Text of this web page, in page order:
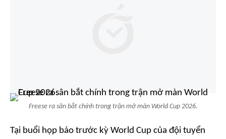
Freese ra sân bắt chính trong trận mở màn World Cup 2026.
Tại buổi họp báo trước kỳ World Cup của đội tuyển